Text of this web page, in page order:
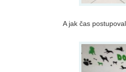
A jak čas